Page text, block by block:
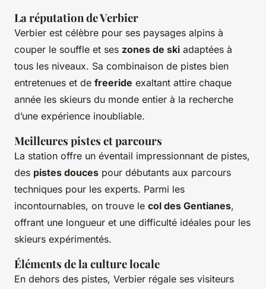
La réputation de Verbier
Verbier est célèbre pour ses paysages alpins à
couper le souffle et ses zones de ski adaptées à
tous les niveaux. Sa combinaison de pistes bien
entretenues et de freeride exaltant attire chaque
année les skieurs du monde entier à la recherche
d’une expérience inoubliable.
Meilleures pistes et parcours
La station offre un éventail impressionnant de pistes,
des pistes douces pour débutants aux parcours
techniques pour les experts. Parmi les
incontournables, on trouve le col des Gentianes,
offrant une longueur et une difficulté idéales pour les
skieurs expérimentés.
Éléments de la culture locale
En dehors des pistes, Verbier régale ses visiteurs